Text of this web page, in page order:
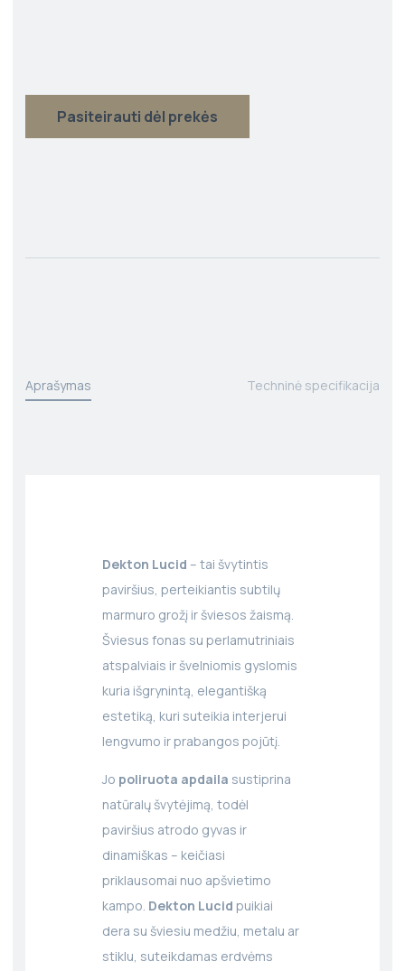
Pasiteirauti dėl prekės
Aprašymas Techninė specifikacija
Dekton Lucid – tai švytintis
paviršius, perteikiantis subtilų
marmuro grožį ir šviesos žaismą.
Šviesus fonas su perlamutriniais
atspalviais ir švelniomis gyslomis
kuria išgrynintą, elegantišką
estetiką, kuri suteikia interjerui
lengvumo ir prabangos pojūtį.
Jo poliruota apdaila sustiprina
natūralų švytėjimą, todėl
paviršius atrodo gyvas ir
dinamiškas – keičiasi
priklausomai nuo apšvietimo
kampo. Dekton Lucid puikiai
dera su šviesiu medžiu, metalu ar
stiklu, suteikdamas erdvėms